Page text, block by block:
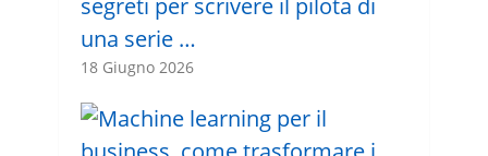
una serie …
18 Giugno 2026